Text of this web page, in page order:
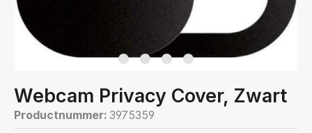
Webcam Privacy Cover, Zwart
Productnummer: 3975359